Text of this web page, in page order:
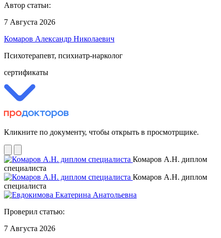
Автор статьи:
7 Августа 2026
Комаров Александр Николаевич
Психотерапевт, психиатр-нарколог
сертификаты
Кликните по документу, чтобы открыть в просмотрщике.
Комаров А.Н. диплом
специалиста
Комаров А.Н. диплом
специалиста
Проверил статью:
7 Августа 2026